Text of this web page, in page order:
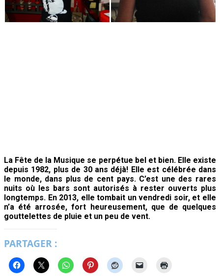
La Fête de la Musique se perpétue bel et bien.Elle existe
depuis 1982, plus de 30 ans déjà! Elle est célébrée dans
le monde, dans plus de cent pays. C’est une des rares
nuits où les bars sont autorisés à rester ouverts plus
longtemps. En 2013, elle tombait un vendredi soir, et elle
n’a été arrosée, fort heureusement, que de quelques
gouttelettes de pluie et un peu de vent.
PARTAGER :